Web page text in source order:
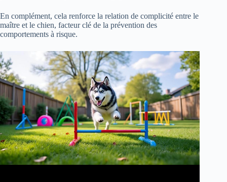
En complément, cela renforce la relation de complicité entre le
maître et le chien, facteur clé de la prévention des
comportements à risque.